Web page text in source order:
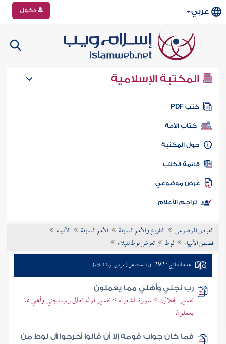
عربي دخول
المكتبة الإسلامية
كتب PDF
كتاب الأمة
المكتبة
الكتب
موضوعي
تراجم الأعلام
العرض الموضوعي التاريخ والأمم السابقة الأمم السابقة
الأنبياء
قصص الأنبياء
لوط تعرض لوط للبلاء
عدد النتائج : 292 في البحث عن (تعرض لوط للبلاء)
رب نجني وأهلي مما يعملون
تفسير الجلالين > سورة الشعراء > تفسير قوله تعالى رب نجني وأهلي مما
يعملون
فما كان جواب قومه إلا أن قالوا أخرجوا آل لوط من